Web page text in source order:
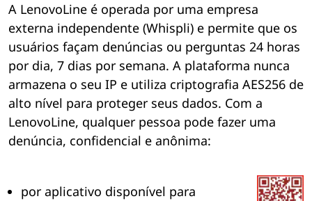
A LenovoLine é operada por uma empresa
externa independente (Whispli) e permite que os
usuários façam denúncias ou perguntas 24 horas
por dia, 7 dias por semana. A plataforma nunca
armazena o seu IP e utiliza criptografia AES256 de
alto nível para proteger seus dados. Com a
LenovoLine, qualquer pessoa pode fazer uma
denúncia, confidencial e anônima:
por aplicativo disponível para